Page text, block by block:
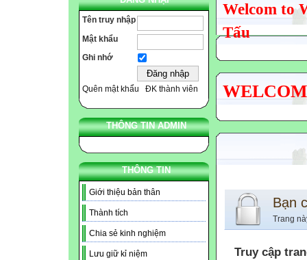
Tên truy nhập
Mật khẩu
Ghi nhớ
Quên mật khẩu ĐK thành viên
THÔNG TIN ADMIN
THÔNG TIN
Giới thiệu bản thân
Thành tích
Chia sẻ kinh nghiệm
Lưu giữ kỉ niệm
Welcom to
Tấu
Bạn
Trang
Truy cập